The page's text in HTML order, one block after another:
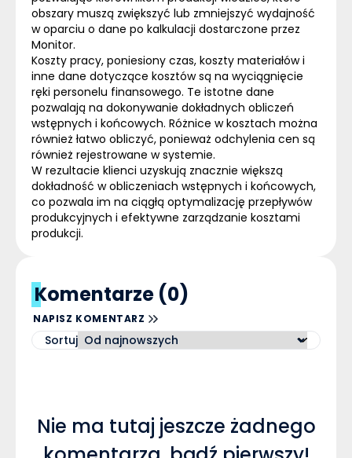
obszary muszą zwiększyć lub zmniejszyć wydajność
w oparciu o dane po kalkulacji dostarczone przez
Monitor.
Koszty pracy, poniesiony czas, koszty materiałów i
inne dane dotyczące kosztów są na wyciągnięcie
ręki personelu finansowego. Te istotne dane
pozwalają na dokonywanie dokładnych obliczeń
wstępnych i końcowych. Różnice w kosztach można
również łatwo obliczyć, ponieważ odchylenia cen są
również rejestrowane w systemie.
W rezultacie klienci uzyskują znacznie większą
dokładność w obliczeniach wstępnych i końcowych,
co pozwala im na ciągłą optymalizację przepływów
produkcyjnych i efektywne zarządzanie kosztami
produkcji.
Komentarze (0)
NAPISZ KOMENTARZ
Sortuj
Nie ma tutaj jeszcze żadnego